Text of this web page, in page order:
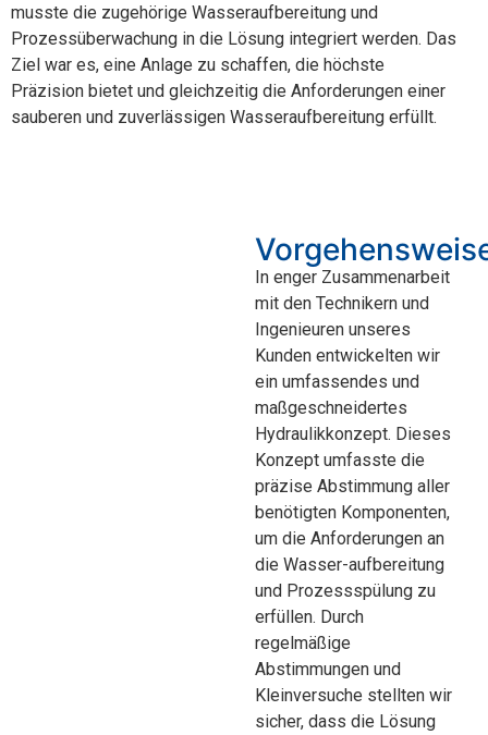
musste die zugehörige Wasseraufbereitung und
Prozessüberwachung in die Lösung integriert werden. Das
Ziel war es, eine Anlage zu schaffen, die höchste
Präzision bietet und gleichzeitig die Anforderungen einer
sauberen und zuverlässigen Wasseraufbereitung erfüllt.
In enger Zusammenarbeit
mit den Technikern und
Ingenieuren unseres
Kunden entwickelten wir
ein umfassendes und
maßgeschneidertes
Hydraulikkonzept. Dieses
Konzept umfasste die
präzise Abstimmung aller
benötigten Komponenten,
um die Anforderungen an
die Wasser-aufbereitung
und Prozessspülung zu
erfüllen. Durch
regelmäßige
Abstimmungen und
Kleinversuche stellten wir
sicher, dass die Lösung